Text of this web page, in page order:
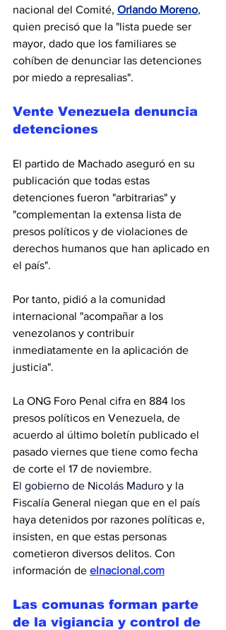
nacional del Comité, Orlando Moreno,
quien precisó que la "lista puede ser
mayor, dado que los familiares se
cohíben de denunciar las detenciones
por miedo a represalias".
Vente Venezuela denuncia
detenciones
El partido de Machado aseguró en su
publicación que todas estas
detenciones fueron "arbitrarias" y
"complementan la extensa lista de
presos políticos y de violaciones de
derechos humanos que han aplicado en
el país".
Por tanto, pidió a la comunidad
internacional "acompañar a los
venezolanos y contribuir
inmediatamente en la aplicación de
justicia".
La ONG Foro Penal cifra en 884 los
presos políticos en Venezuela, de
acuerdo al último boletín publicado el
pasado viernes que tiene como fecha
de corte el 17 de noviembre.
El gobierno de Nicolás Maduro y la
Fiscalía General niegan que en el país
haya detenidos por razones políticas e,
insisten, en que estas personas
cometieron diversos delitos. Con
información de elnacional.com
Las comunas forman parte
de la vigiancia y control de